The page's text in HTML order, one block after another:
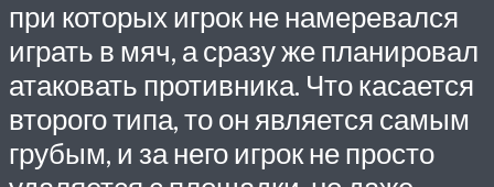
при которых игрок не намеревался
играть в мяч, а сразу же планировал
атаковать противника. Что касается
второго типа, то он является самым
грубым, и за него игрок не просто